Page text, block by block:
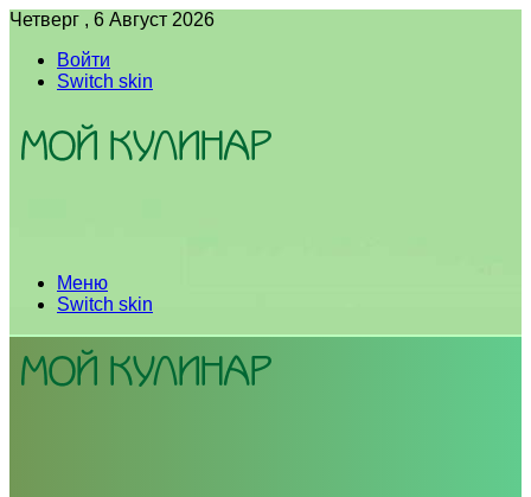
Четверг , 6 Август 2026
Войти
Switch skin
Меню
Switch skin